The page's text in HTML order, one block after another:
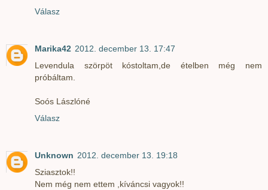
Válasz
Marika42 2012. december 13. 17:47
Levendula szörpöt kóstoltam,de ételben még nem
próbáltam.
Soós Lászlóné
Válasz
Unknown 2012. december 13. 19:18
Sziasztok!!
Nem még nem ettem ,kíváncsi vagyok!!